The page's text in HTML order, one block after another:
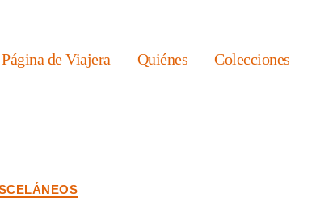
Página de Viajera Quiénes Colecciones
Categorías